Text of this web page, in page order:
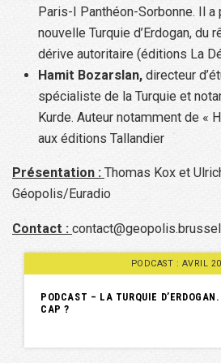
Paris-I Panthéon-Sorbonne. Il
nouvelle Turquie d’Erdogan, du
dérive autoritaire (éditions La
Hamit Bozarslan,directeur
spécialiste de la Turquie et
Kurde. Auteur notamment de «
aux éditions Tallandier
Présentation : Thomas Kox et
Géopolis/Euradio
Contact :
PODCAST : AVRIL
PODCAST – LA TURQUIE
CAP ?